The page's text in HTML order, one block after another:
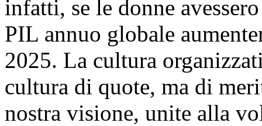
infatti, se le donne
PIL annuo globale
2025. La cultura
cultura di quote, ma di
nostra visione, unite alla